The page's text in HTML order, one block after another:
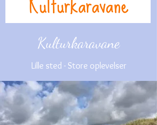
Kulturkaravane
Lille sted - Store oplevelser